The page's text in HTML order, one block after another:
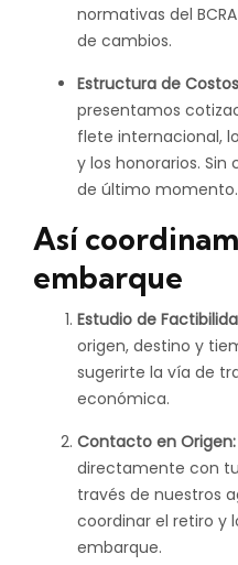
normativas del
de cambios.
Estructura de
presentamos
flete internacional,
y los honorarios. Sin
de último momento.
Así
embarque
Estudio de
origen, destino y
sugerirte la vía de
económica.
Contacto en Origen:
directamente con
través de nuestros
coordinar el retiro y
embarque.